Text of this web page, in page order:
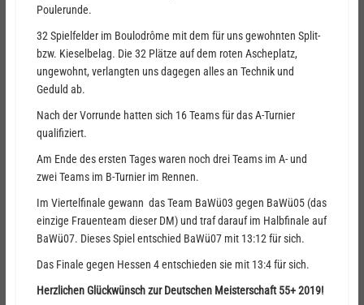
Poulerunde.
32 Spielfelder im Boulodrôme mit dem für uns gewohnten Split-
bzw. Kieselbelag. Die 32 Plätze auf dem roten Ascheplatz,
ungewohnt, verlangten uns dagegen alles an Technik und
Geduld ab.
Nach der Vorrunde hatten sich 16 Teams für das A-Turnier
qualifiziert.
Am Ende des ersten Tages waren noch drei Teams im A- und
zwei Teams im B-Turnier im Rennen.
Im Viertelfinale gewann das Team BaWü03 gegen BaWü05 (das
einzige Frauenteam dieser DM) und traf darauf im Halbfinale auf
BaWü07. Dieses Spiel entschied BaWü07 mit 13:12 für sich.
Das Finale gegen Hessen 4 entschieden sie mit 13:4 für sich.
Herzlichen Glückwünsch zur Deutschen Meisterschaft 55+ 2019!